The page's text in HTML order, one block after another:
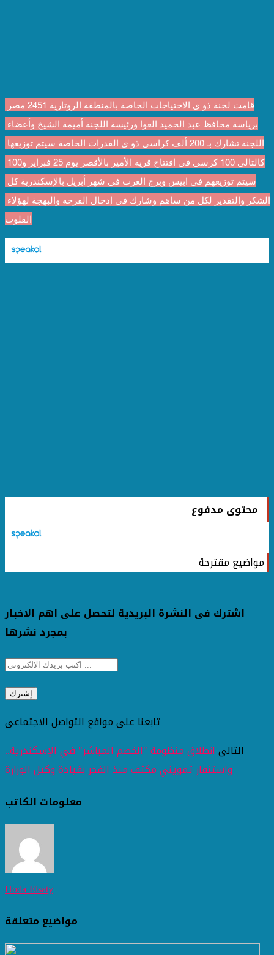
القلوب
محتوى مدفوع
مواضيع مقترحة
اشترك فى النشرة البريدية لتحصل على اهم الاخبار
بمجرد نشرها
تابعنا على مواقع التواصل الاجتماعى
التالىانطلاق منظومة "الخصم المباشر" في الإسكندرية..
واستنفار تمويني مكثف منذ الفجر بقيادة وكيل الوزارة
معلومات الكاتب
Hoda Elsaty
مواضيع متعلقة